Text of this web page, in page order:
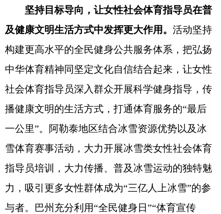
坚持目标导向，让女性社会体育指导员在普
及健康文明生活方式中发挥更大作用。 活动坚持
构建更高水平的全民健身公共服务体系，把弘扬
中华体育精神同坚定文化自信结合起来，让女性
社会体育指导员深入群众开展科学健身指导，传
播健康文明的生活方式，打通体育服务的“最后
一公里”。阿勒泰地区结合冰雪资源优势以及冰
雪体育赛事活动，大力开展冰雪类女性社会体育
指导员培训，大力传播、普及冰雪运动的独特魅
力，吸引更多女性群体成为“三亿人上冰雪”的参
与者。巴州充分利用“全民健身日”“体育宣传